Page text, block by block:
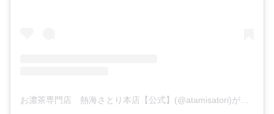
お濃茶専門店 熱海さとり本店【公式】(@atamisatori)がシェアした投稿